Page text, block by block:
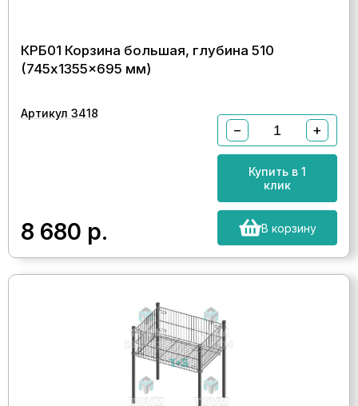
КРБ01 Корзина большая, глубина 510
(745x1355x695 мм)
Артикул 3418
8 680 р.
− +
Купить в 1
клик
В корзину